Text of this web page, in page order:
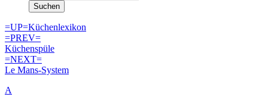
Suchen
=UP=Küchenlexikon
=PREV=
Küchenspüle
=NEXT=
Le Mans-System
A